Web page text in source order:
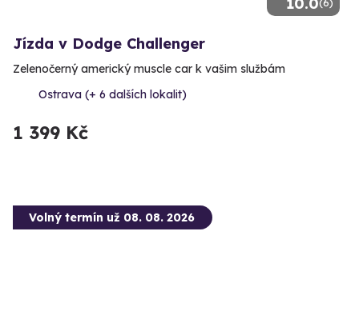
10.0
Jízda v Dodge Challenger
Zelenočerný americký muscle car k vašim službám
Ostrava (+ 6 dalších lokalit)
1 399 Kč
Volný termín už 08. 08. 2026